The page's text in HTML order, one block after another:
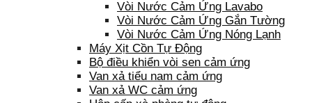
Vòi Nước Cảm Ứng Lavabo
Vòi Nước Cảm Ứng Gắn Tường
Vòi Nước Cảm Ứng Nóng Lạnh
Máy Xịt Cồn Tự Động
Bộ điều khiển vòi sen cảm ứng
Van xả tiểu nam cảm ứng
Van xả WC cảm ứng